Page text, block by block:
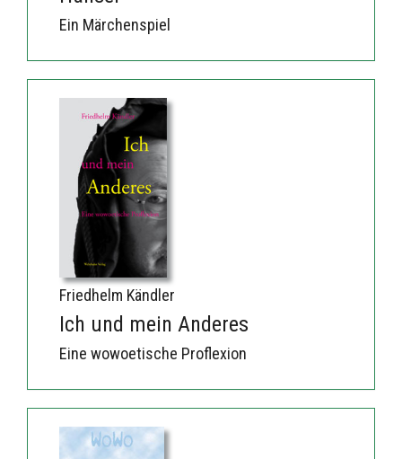
Ein Märchenspiel
Friedhelm Kändler
Ich und mein Anderes
Eine wowoetische Proflexion